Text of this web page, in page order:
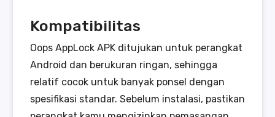
Kompatibilitas
Oops AppLock APK ditujukan untuk perangkat
Android dan berukuran ringan, sehingga
relatif cocok untuk banyak ponsel dengan
spesifikasi standar. Sebelum instalasi, pastikan